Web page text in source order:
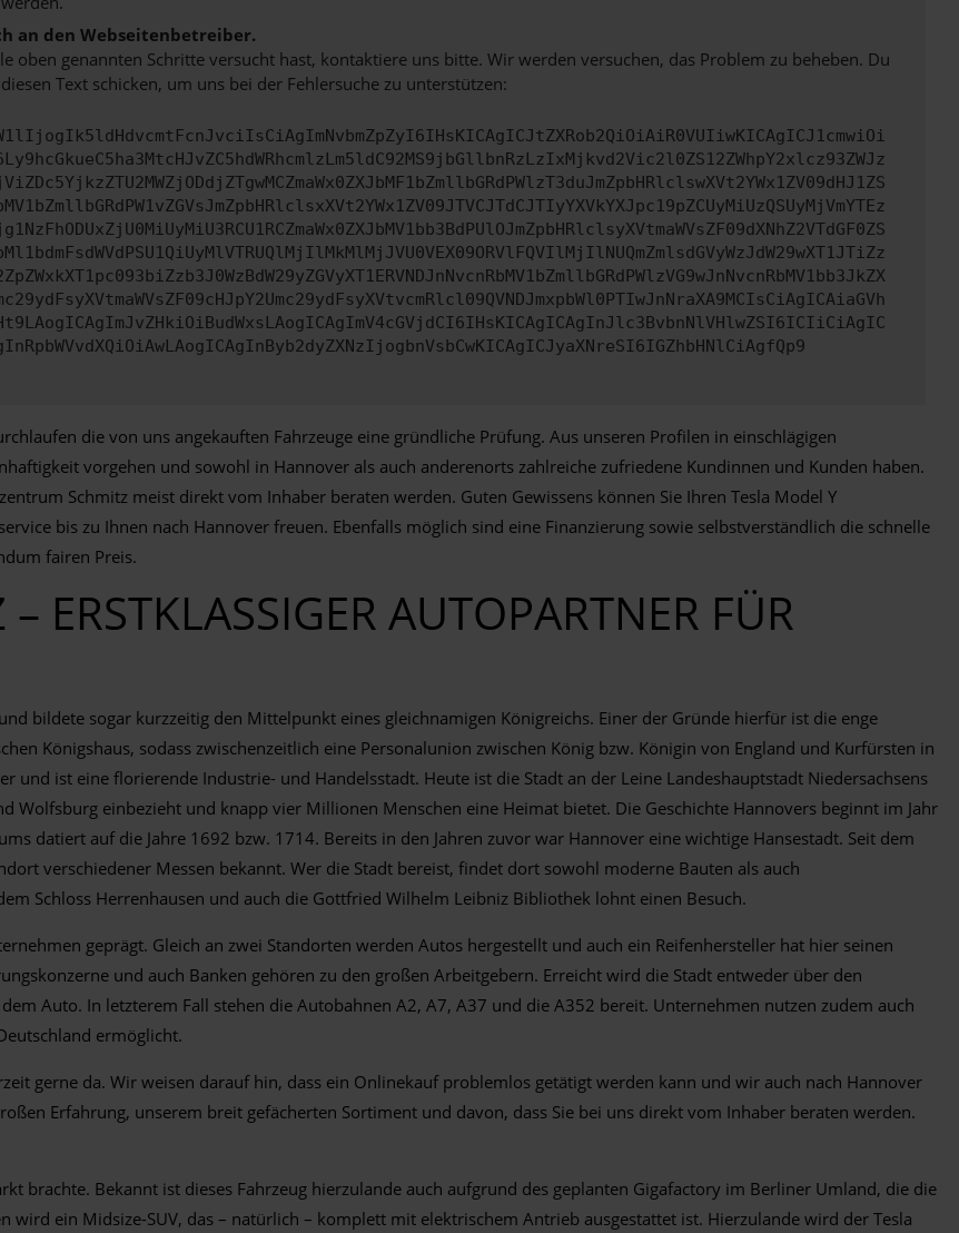
an den Webseitenbetreiber.
oben genannten Schritte versucht hast, kontaktiere uns bitte. Wir werden versuchen, das Problem zu beheben. Du
Text schicken, um uns bei der Fehlersuche zu unterstützen:
die von uns angekauften Fahrzeuge eine gründliche Prüfung. Aus unseren Profilen in einschlägigen
vorgehen und sowohl in Hannover als auch anderenorts zahlreiche zufriedene Kundinnen und Kunden haben.
Schmitz meist direkt vom Inhaber beraten werden. Guten Gewissens können Sie Ihren Tesla Model Y
bis zu Ihnen nach Hannover freuen. Ebenfalls möglich sind eine Finanzierung sowie selbstverständlich die schnelle
fairen Preis.
ERSTKLASSIGER AUTOPARTNER FÜR
bildete sogar kurzzeitig den Mittelpunkt eines gleichnamigen Königreichs. Einer der Gründe hierfür ist die enge
Königshaus, sodass zwischenzeitlich eine Personalunion zwischen König bzw. Königin von England und Kurfürsten in
und ist eine florierende Industrie- und Handelsstadt. Heute ist die Stadt an der Leine Landeshauptstadt Niedersachsens
Wolfsburg einbezieht und knapp vier Millionen Menschen eine Heimat bietet. Die Geschichte Hannovers beginnt im Jahr
datiert auf die Jahre 1692 bzw. 1714. Bereits in den Jahren zuvor war Hannover eine wichtige Hansestadt. Seit dem
verschiedener Messen bekannt. Wer die Stadt bereist, findet dort sowohl moderne Bauten als auch
Schloss Herrenhausen und auch die Gottfried Wilhelm Leibniz Bibliothek lohnt einen Besuch.
geprägt. Gleich an zwei Standorten werden Autos hergestellt und auch ein Reifenhersteller hat hier seinen
und auch Banken gehören zu den großen Arbeitgebern. Erreicht wird die Stadt entweder über den
Auto. In letzterem Fall stehen die Autobahnen A2, A7, A37 und die A352 bereit. Unternehmen nutzen zudem auch
ermöglicht.
gerne da. Wir weisen darauf hin, dass ein Onlinekauf problemlos getätigt werden kann und wir auch nach Hannover
Erfahrung, unserem breit gefächerten Sortiment und davon, dass Sie bei uns direkt vom Inhaber beraten werden.
brachte. Bekannt ist dieses Fahrzeug hierzulande auch aufgrund des geplanten Gigafactory im Berliner Umland, die die
ein Midsize-SUV, das – natürlich – komplett mit elektrischem Antrieb ausgestattet ist. Hierzulande wird der Tesla